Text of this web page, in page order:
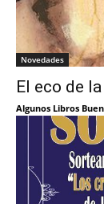
Novedades
El eco de
Algunos Libros